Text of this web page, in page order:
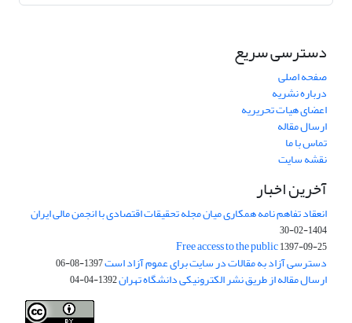
دسترسی سریع
صفحه اصلی
درباره نشریه
اعضای هیات تحریریه
ارسال مقاله
تماس با ما
نقشه سایت
آخرین اخبار
انعقاد تفاهم نامه همکاری میان مجله تحقیقات اقتصادی با انجمن مالی ایران
1404-02-30
Free access to the public1397-09-25
دسترسی آزاد به مقالات در سایت برای عموم آزاد است1397-08-06
ارسال مقاله از طریق نشر الکترونیکی دانشگاه تهران1392-04-04